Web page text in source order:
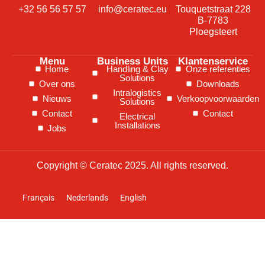
+32 56 56 57 57 info@ceratec.eu
Touquetstraat 228
B-7783
Ploegsteert
Menu
Home
Over ons
Nieuws
Contact
Jobs
Business Units
Handling & Clay
Solutions
Intralogistics
Solutions
Electrical
Installations
Klantenservice
Onze referenties
Downloads
Verkoopvoorwaarden
Contact
Copyright © Ceratec 2025. All rights reserved.
Français Nederlands English